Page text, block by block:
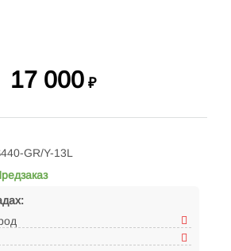
17 000 ₽
GR/Y-13L